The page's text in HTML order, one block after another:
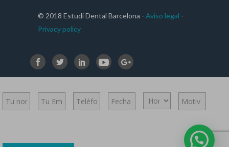
© 2018 Estudi Dental Barcelona - Aviso legal -
Privacy policy